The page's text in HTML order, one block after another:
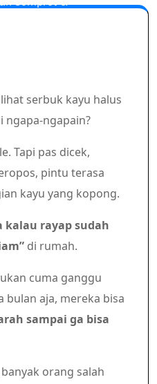
serbuk kayu halus
ngapa-ngapain?
Tapi pas dicek,
pintu terasa
kayu yang kopong.
kalau rayap sudah
di rumah.
cuma ganggu
bulan aja, mereka bisa
sampai ga bisa
orang salah